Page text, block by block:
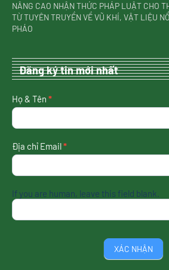
NÂNG CAO NHẬN THỨC PHÁP LUẬT CHO
TỪ TUYÊN TRUYỀN VỀ VŨ KHÍ, VẬT LIỆU
PHÁO
Đăng ký tin mới nhất
nhận
tin
nhất
Họ & Tên *
Địa chỉ Email*
If you are human, leave this field blank.
XÁC NHẬN